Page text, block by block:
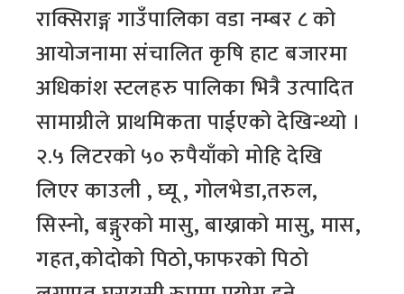
राक्सिराङ्ग गाउँपालिका वडा नम्बर ८ को
आयोजनामा संचालित कृषि हाट बजारमा
अधिकांश स्टलहरु पालिका भित्रै उत्पादित
सामाग्रीले प्राथमिकता पाईएको देखिन्थ्यो ।
२.५ लिटरको ५० रुपैयाँको मोहि देखि
लिएर काउली , घ्यू , गोलभेडा,तरुल,
सिस्नो, बङ्गुरको मासु, बाख्राको मासु, मास,
गहत,कोदोको पिठो,फाफरको पिठो